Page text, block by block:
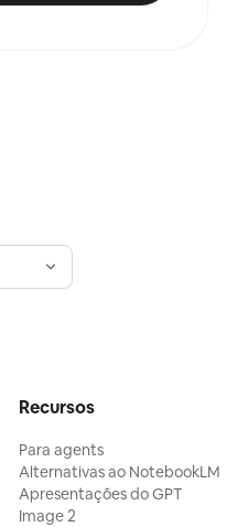
Recursos
Para agents
Alternativas ao NotebookLM
Apresentações do GPT
Image 2